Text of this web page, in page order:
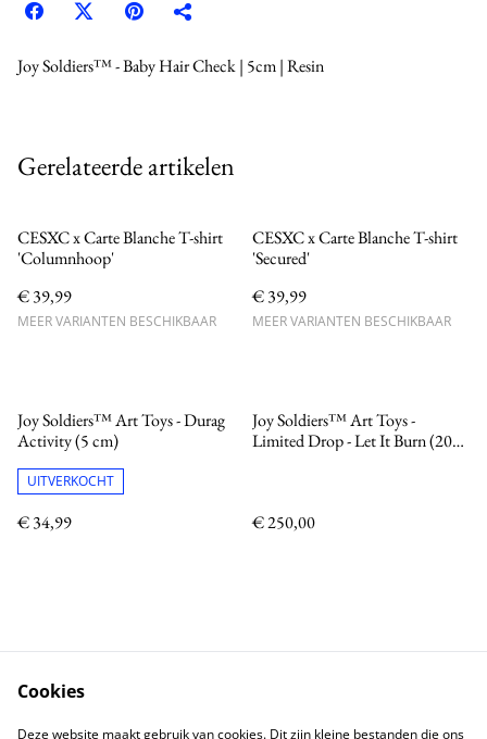
Joy Soldiers™ - Baby Hair Check | 5cm | Resin
Gerelateerde artikelen
CESXC x Carte Blanche T-shirt
'Columnhoop'
€ 39,99
MEER VARIANTEN BESCHIKBAAR
CESXC x Carte Blanche T-shirt
'Secured'
€ 39,99
MEER VARIANTEN BESCHIKBAAR
Joy Soldiers™ Art Toys - Durag
Activity (5 cm)
UITVERKOCHT
€ 34,99
Joy Soldiers™ Art Toys -
Limited Drop - Let It Burn (20
€ 250,00
Neem contact met ons op
Voorwaarden
Cookies
Deze website maakt gebruik van cookies. Dit zijn kleine bestanden die ons